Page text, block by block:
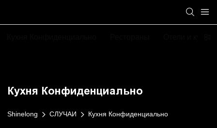
Кухня Конфиденциально
Shinelong СЛУЧАИ Кухня Конфиденциально